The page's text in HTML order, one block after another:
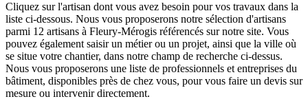
Cliquez sur l'artisan dont vous avez besoin pour vos travaux dans la
liste ci-dessous. Nous vous proposerons notre sélection d'artisans
parmi 12 artisans à Fleury-Mérogis référencés sur notre site. Vous
pouvez également saisir un métier ou un projet, ainsi que la ville où
se situe votre chantier, dans notre champ de recherche ci-dessus.
Nous vous proposerons une liste de professionnels et entreprises du
bâtiment, disponibles près de chez vous, pour vous faire un devis sur
mesure ou intervenir directement.